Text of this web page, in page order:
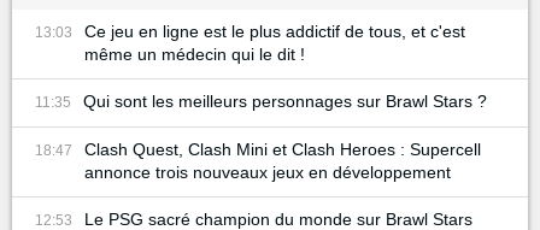
13:03
Ce jeu en ligne est le plus addictif de tous, et c'est
même un médecin qui le dit !
11:35 Qui sont les meilleurs personnages sur Brawl Stars ?
18:47
Clash Quest, Clash Mini et Clash Heroes : Supercell
annonce trois nouveaux jeux en développement
12:53 Le PSG sacré champion du monde sur Brawl Stars